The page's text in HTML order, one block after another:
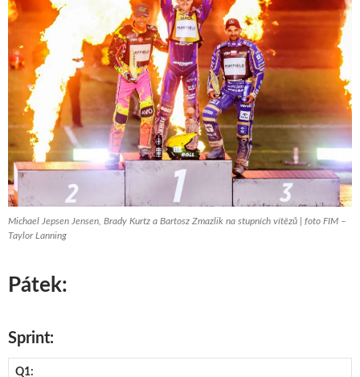
Michael Jepsen Jensen, Brady Kurtz a Bartosz Zmazlik na stupních vítězů | foto FIM –
Taylor Lanning
Pátek:
Sprint:
Q1: